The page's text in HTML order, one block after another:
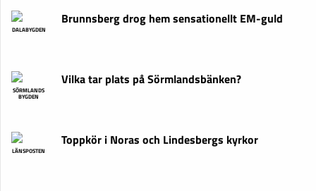
DALABYGDEN
Brunnsberg drog hem sensationellt EM-guld
SÖRMLANDS
BYGDEN
Vilka tar plats på Sörmlandsbänken?
LÄNSPOSTEN
Toppkör i Noras och Lindesbergs kyrkor